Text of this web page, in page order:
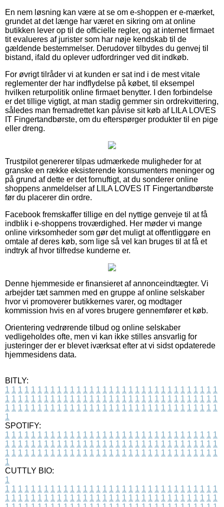
En nem løsning kan være at se om e-shoppen er e-mærket,
grundet at det længe har været en sikring om at online
butikken lever op til de officielle regler, og at internet firmaet
tit evalueres af jurister som har nøje kendskab til de
gældende bestemmelser. Derudover tilbydes du genvej til
bistand, ifald du oplever udfordringer ved dit indkøb.
For øvrigt tilråder vi at kunden er sat ind i de mest vitale
reglementer der har indflydelse på købet, til eksempel
hvilken returpolitik online firmaet benytter. I den forbindelse
er det tillige vigtigt, at man stadig gemmer sin ordrekvittering,
således man fremadrettet kan påvise sit køb af LILA LOVES
IT Fingertandbørste, om du efterspørger produkter til en pige
eller dreng.
Trustpilot genererer tilpas udmærkede muligheder for at
granske en række eksisterende konsumenters meninger og
på grund af dette er det fornuftigt, at du sonderer online
shoppens anmeldelser af LILA LOVES IT Fingertandbørste
før du placerer din ordre.
Facebook fremskaffer tillige en del nyttige genveje til at få
indblik i e-shoppens troværdighed. Her møder vi mange
online virksomheder som gør det muligt at offentliggøre en
omtale af deres køb, som lige så vel kan bruges til at få et
indtryk af hvor tilfredse kunderne er.
Denne hjemmeside er finansieret af annonceindtægter. Vi
arbejder tæt sammen med en gruppe af online selskaber
hvor vi promoverer butikkernes varer, og modtager
kommission hvis en af vores brugere gennemfører et køb.
Orientering vedrørende tilbud og online selskaber
vedligeholdes ofte, men vi kan ikke stilles ansvarlig for
justeringer der er blevet iværksat efter at vi sidst opdaterede
hjemmesidens data.
BITLY:
1 1 1 1 1 1 1 1 1 1 1 1 1 1 1 1 1 1 1 1 1 1 1 1 1 1 1 1 1 1 1 1 1
1 1 1 1 1 1 1 1 1 1 1 1 1 1 1 1 1 1 1 1 1 1 1 1 1 1 1 1 1 1 1 1 1
1 1 1 1 1 1 1 1 1 1 1 1 1 1 1 1 1 1 1 1 1 1 1 1 1 1 1 1 1 1 1 1 1
1
SPOTIFY:
1 1 1 1 1 1 1 1 1 1 1 1 1 1 1 1 1 1 1 1 1 1 1 1 1 1 1 1 1 1 1 1 1
1 1 1 1 1 1 1 1 1 1 1 1 1 1 1 1 1 1 1 1 1 1 1 1 1 1 1 1 1 1 1 1 1
1 1 1 1 1 1 1 1 1 1 1 1 1 1 1 1 1 1 1 1 1 1 1 1 1 1 1 1 1 1 1 1 1
1
CUTTLY BIO:
1
1 1 1 1 1 1 1 1 1 1 1 1 1 1 1 1 1 1 1 1 1 1 1 1 1 1 1 1 1 1 1 1 1
1 1 1 1 1 1 1 1 1 1 1 1 1 1 1 1 1 1 1 1 1 1 1 1 1 1 1 1 1 1 1 1 1